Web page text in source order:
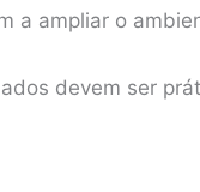
a ampliar o
devem ser